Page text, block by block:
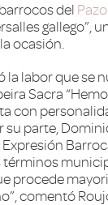
del
gallego”,
ocasión.
la labor que se
Sacra
su parte,
procede
comentó